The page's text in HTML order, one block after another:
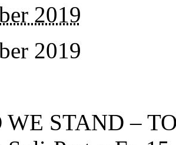
2019
2019
STAND –